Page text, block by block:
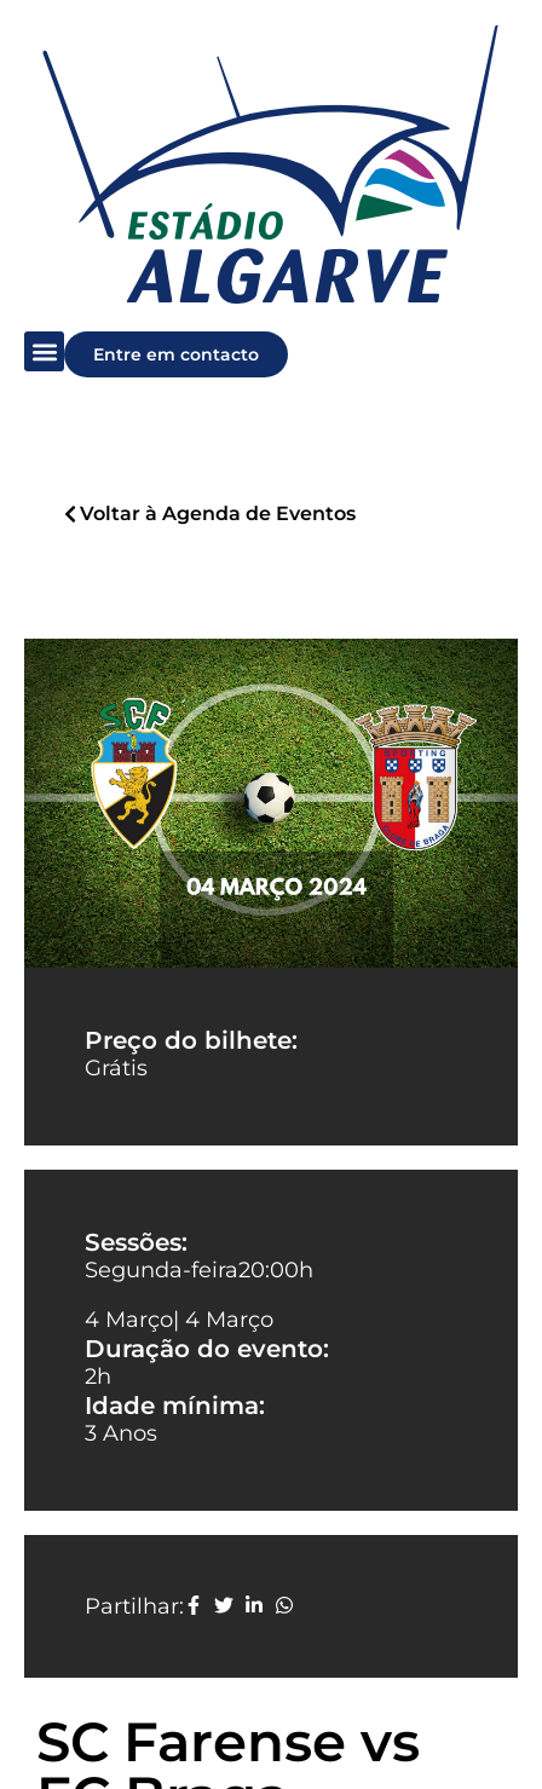
Entre em contacto
Voltar à Agenda de Eventos
Preço do bilhete:
Grátis
Sessões:
Segunda-feira20:00h
4 Março| 4 Março
Duração do evento:
2h
Idade mínima:
3 Anos
Partilhar:
SC Farense vs